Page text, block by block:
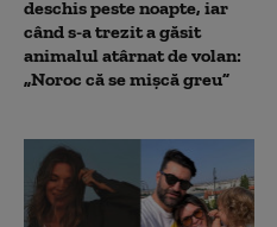
deschis peste noapte, iar
când s-a trezit a găsit
animalul atârnat de volan:
„Noroc că se mișcă greu”